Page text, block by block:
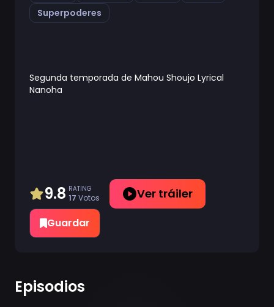
Superpoderes
Segunda temporada de Mahou Shoujo Lyrical
Nanoha
9.8 RATING
17 Votos Ver tráiler
Guardar
Episodios